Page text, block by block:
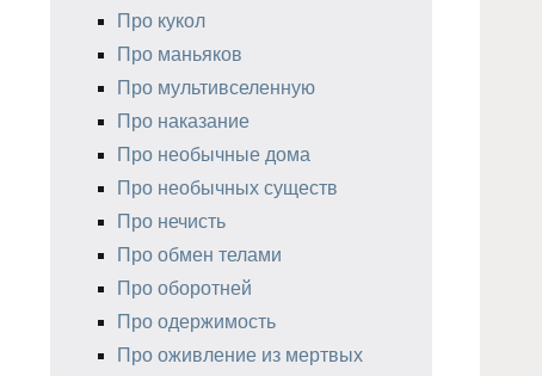
Про кукол
Про маньяков
Про мультивселенную
Про наказание
Про необычные дома
Про необычных существ
Про нечисть
Про обмен телами
Про оборотней
Про одержимость
Про оживление из мертвых